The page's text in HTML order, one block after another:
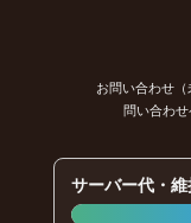
お問い合わせ（
問い合わせ
サーバー代・